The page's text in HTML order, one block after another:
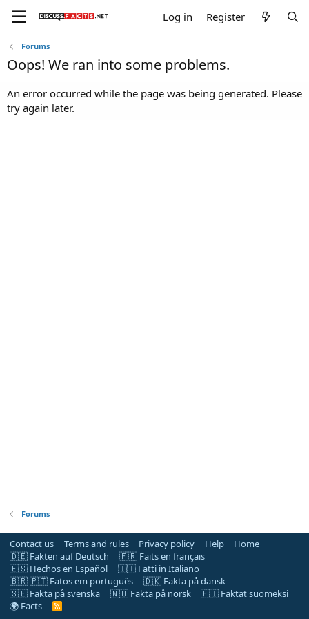
Log in Register
Forums
Oops! We ran into some problems.
An error occurred while the page was being generated. Please
try again later.
Forums
Contact us Terms and rules Privacy policy Help
Home
🇩🇪 Fakten auf Deutsch
🇫🇷 Faits en français
🇪🇸 Hechos en Español
🇮🇹 Fatti in Italiano
🇧🇷 🇵🇹 Fatos em português
🇩🇰 Fakta på dansk
🇸🇪 Fakta på svenska
🇳🇴 Fakta på norsk
🇫🇮 Faktat suomeksi
🌍 Facts
R